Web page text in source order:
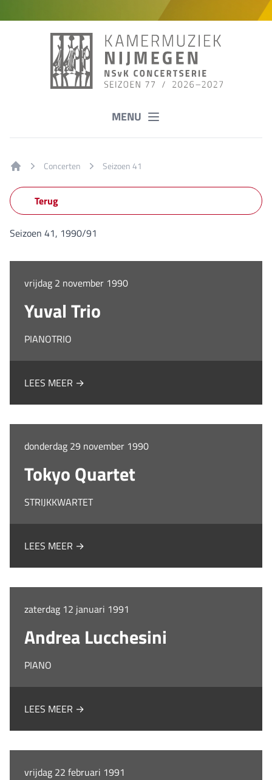
MENU
Concerten Seizoen 41
Terug
Seizoen 41, 1990/91
vrijdag 2 november 1990
Yuval Trio
PIANOTRIO
LEES MEER →
donderdag 29 november 1990
Tokyo Quartet
STRIJKKWARTET
LEES MEER →
zaterdag 12 januari 1991
Andrea Lucchesini
PIANO
LEES MEER →
vrijdag 22 februari 1991